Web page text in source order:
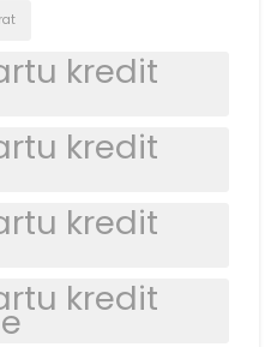
kredit
kredit
kredit
kredit